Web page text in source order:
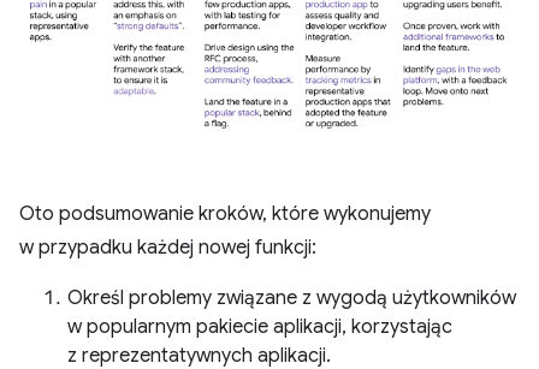
Oto podsumowanie kroków, które wykonujemy
w przypadku każdej nowej funkcji:
Określ problemy związane z wygodą użytkowników
w popularnym pakiecie aplikacji, korzystając
z reprezentatywnych aplikacji.